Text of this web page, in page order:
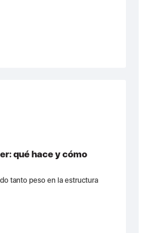
qué hace y cómo
tanto peso en la estructura